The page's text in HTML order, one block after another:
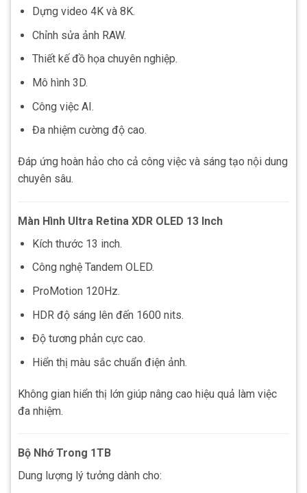
Dựng video 4K và 8K.
Chỉnh sửa ảnh RAW.
Thiết kế đồ họa chuyên nghiệp.
Mô hình 3D.
Công việc AI.
Đa nhiệm cường độ cao.
Đáp ứng hoàn hảo cho cả công việc và sáng tạo nội dung
chuyên sâu.
Màn Hình Ultra Retina XDR OLED 13 Inch
Kích thước 13 inch.
Công nghệ Tandem OLED.
ProMotion 120Hz.
HDR độ sáng lên đến 1600 nits.
Độ tương phản cực cao.
Hiển thị màu sắc chuẩn điện ảnh.
Không gian hiển thị lớn giúp nâng cao hiệu quả làm việc
đa nhiệm.
Bộ Nhớ Trong 1TB
Dung lượng lý tưởng dành cho: